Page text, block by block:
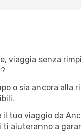
viaggia senza
o sia ancora
tuo viaggio da
aiuteranno a